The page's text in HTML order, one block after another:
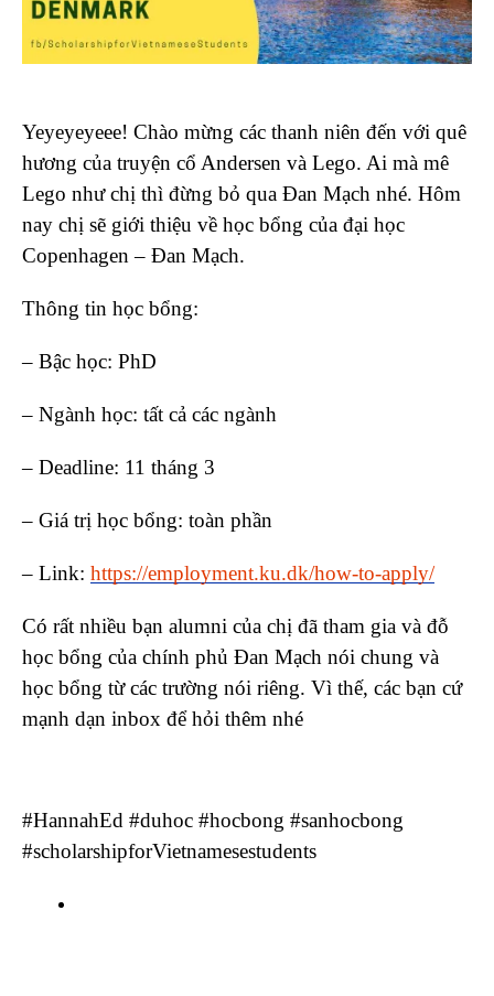
Yeyeyeyeee! Chào mừng các thanh niên đến với quê
hương của truyện cổ Andersen và Lego. Ai mà mê
Lego như chị thì đừng bỏ qua Đan Mạch nhé. Hôm
nay chị sẽ giới thiệu về học bổng của đại học
Copenhagen – Đan Mạch.
Thông tin học bổng:
– Bậc học: PhD
– Ngành học: tất cả các ngành
– Deadline: 11 tháng 3
– Giá trị học bổng: toàn phần
– Link: https://employment.ku.dk/how-to-apply/
Có rất nhiều bạn alumni của chị đã tham gia và đỗ
học bổng của chính phủ Đan Mạch nói chung và
học bổng từ các trường nói riêng. Vì thế, các bạn cứ
mạnh dạn inbox để hỏi thêm nhé
#HannahEd #duhoc #hocbong #sanhocbong
#scholarshipforVietnamesestudents